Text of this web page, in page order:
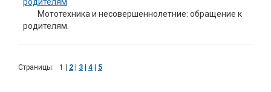
Мототехника и несовершеннолетние: обращение к
родителям.
Страницы: 1 2 3 4 5